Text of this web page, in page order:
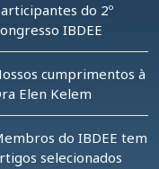
do 2º
IBDEE
cumprimentos à
Elen Kelem
do IBDEE tem
selecionados